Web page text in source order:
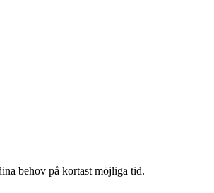
behov på kortast möjliga tid.